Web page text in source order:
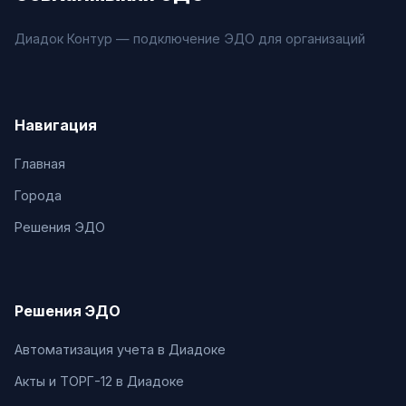
Диадок Контур — подключение ЭДО для организаций
Навигация
Главная
Города
Решения ЭДО
Решения ЭДО
Автоматизация учета в Диадоке
Акты и ТОРГ-12 в Диадоке